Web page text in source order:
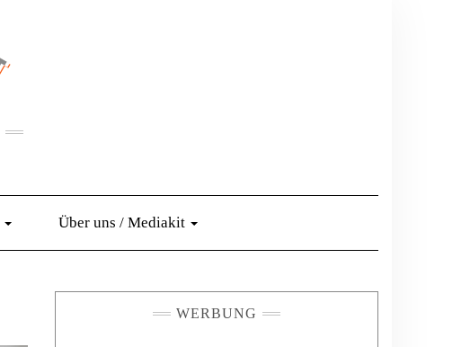
Über uns / Mediakit
WERBUNG